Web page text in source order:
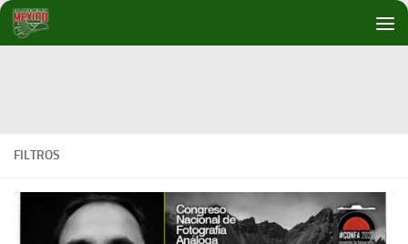
Debajo del contenido
FILTROS